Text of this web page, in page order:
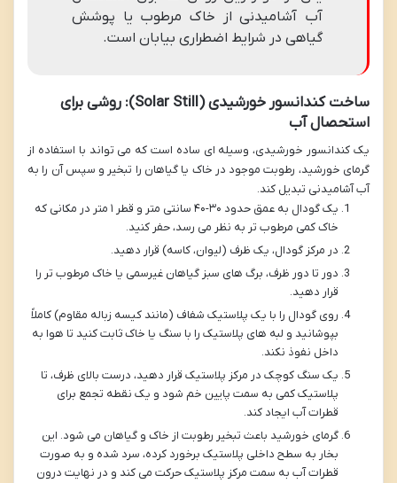
آب آشامیدنی از خاک مرطوب یا پوشش
گیاهی در شرایط اضطراری بیابان است.
ساخت کندانسور خورشیدی (Solar Still): روشی برای
استحصال آب
یک کندانسور خورشیدی، وسیله ای ساده است که می تواند با استفاده از
گرمای خورشید، رطوبت موجود در خاک یا گیاهان را تبخیر و سپس آن را به
آب آشامیدنی تبدیل کند.
یک گودال به عمق حدود ۳۰-۴۰ سانتی متر و قطر ۱ متر در مکانی که
خاک کمی مرطوب تر به نظر می رسد، حفر کنید.
در مرکز گودال، یک ظرف (لیوان، کاسه) قرار دهید.
دور تا دور ظرف، برگ های سبز گیاهان غیرسمی یا خاک مرطوب تر را
قرار دهید.
روی گودال را با یک پلاستیک شفاف (مانند کیسه زباله مقاوم) کاملاً
بپوشانید و لبه های پلاستیک را با سنگ یا خاک ثابت کنید تا هوا به
داخل نفوذ نکند.
یک سنگ کوچک در مرکز پلاستیک قرار دهید، درست بالای ظرف، تا
پلاستیک کمی به سمت پایین خم شود و یک نقطه تجمع برای
قطرات آب ایجاد کند.
گرمای خورشید باعث تبخیر رطوبت از خاک و گیاهان می شود. این
بخار به سطح داخلی پلاستیک برخورد کرده، سرد شده و به صورت
قطرات آب به سمت مرکز پلاستیک حرکت می کند و در نهایت درون